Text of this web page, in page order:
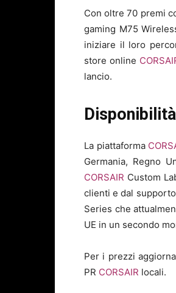
Con oltre 70 premi
gaming M75
iniziare il loro
store online
lancio.
La piattaforma
Germania, Regno
CORSAIR Custom
clienti e dal
Series che
UE in un secondo
Per i prezzi
PR CORSAIR locali.